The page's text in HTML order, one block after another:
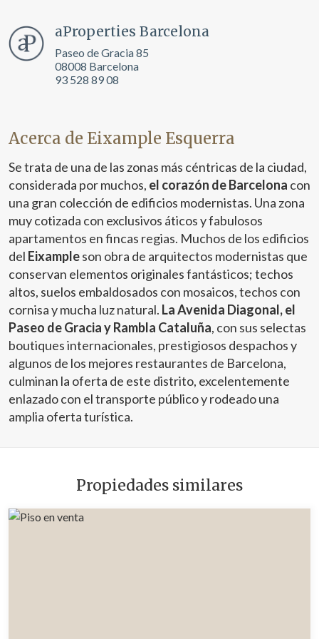
aProperties Barcelona
Paseo de Gracia 85
08008 Barcelona
93 528 89 08
Acerca de Eixample Esquerra
Se trata de una de las zonas más céntricas de la ciudad,
considerada por muchos, el corazón de Barcelona con
una gran colección de edificios modernistas. Una zona
muy cotizada con exclusivos áticos y fabulosos
apartamentos en fincas regias. Muchos de los edificios
del Eixampleson obra de arquitectos modernistas que
conservan elementos originales fantásticos; techos
altos, suelos embaldosados con mosaicos, techos con
cornisa y mucha luz natural. La Avenida Diagonal, el
Paseo de Gracia y Rambla Cataluña, con sus selectas
boutiques internacionales, prestigiosos despachos y
algunos de los mejores restaurantes de Barcelona,
culminan la oferta de este distrito, excelentemente
enlazado con el transporte público y rodeado una
amplia oferta turística.
Propiedades similares
mejorar la calidad de nuestros servicios y para ofrecer una
mejor experiencia a través de productos recomendados.
Marketing y publicidad
navegación. Gracias a ellas, podemos conocer los hábitos
de navegación en el sitio web y mostrar publicidad